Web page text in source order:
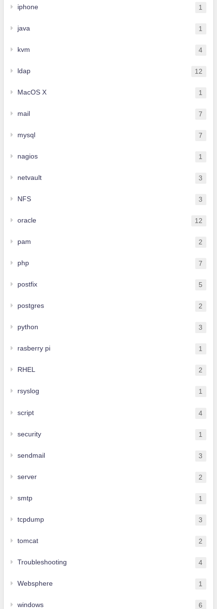
iphone 1
java 1
kvm 4
ldap 12
MacOS X 1
mail 7
mysql 7
nagios 1
netvault 3
NFS 3
oracle 12
pam 2
php 7
postfix 5
postgres 2
python 3
rasberry pi 1
RHEL 2
rsyslog 1
script 4
security 1
sendmail 3
server 2
smtp 1
tcpdump 3
tomcat 2
Troubleshooting 4
Websphere 1
windows 6